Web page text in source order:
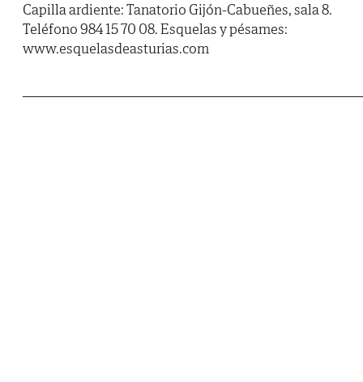
Capilla ardiente: Tanatorio Gijón-Cabueñes, sala 8.
Teléfono 984 15 70 08. Esquelas y pésames:
www.esquelasdeasturias.com